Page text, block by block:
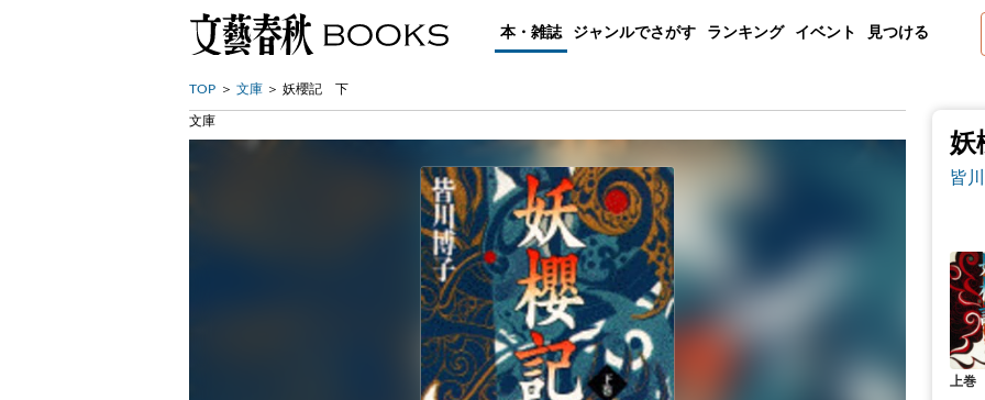
本・雑誌 ジャンルでさがす ランキング イベント 見つける
TOP 文庫 妖櫻記 下
皆
上巻
文庫